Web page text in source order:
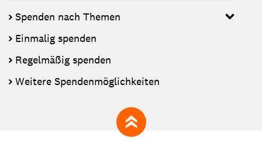
Spenden nach Themen
Einmalig spenden
Regelmäßig spenden
Weitere Spendenmöglichkeiten
zum Seitenanfang